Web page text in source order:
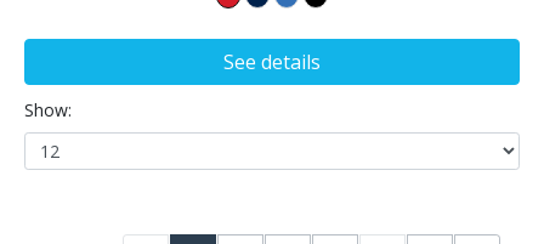
See details
Show: